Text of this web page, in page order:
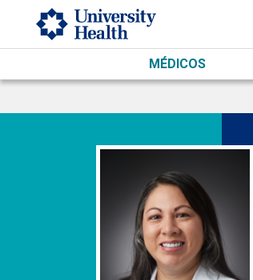
Skip to main content
MÉDICOS